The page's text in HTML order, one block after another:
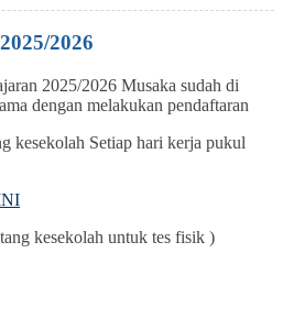
2026
2025/2026 Musaka sudah di
dengan melakukan pendaftaran
kesekolah Setiap hari kerja pukul
kesekolah untuk tes fisik )